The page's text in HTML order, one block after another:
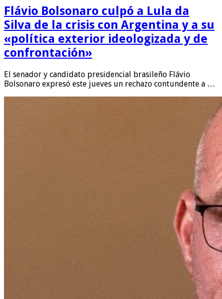
Flávio Bolsonaro culpó a Lula da
Silva de la crisis con Argentina y a su
«política exterior ideologizada y de
confrontación»
El senador y candidato presidencial brasileño Flávio
Bolsonaro expresó este jueves un rechazo contundente a …